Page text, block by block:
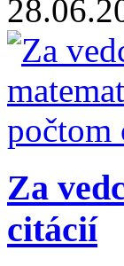
Za
citácií